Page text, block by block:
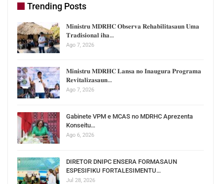
Trending Posts
𝐌𝐢𝐧𝐢𝐬𝐭𝐫𝐮 𝐌𝐃𝐑𝐇𝐂 𝐎𝐛𝐬𝐞𝐫𝐯𝐚 𝐑𝐞𝐡𝐚𝐛𝐢𝐥𝐢𝐭𝐚𝐬𝐚𝐮𝐧 𝐔𝐦𝐚
𝐓𝐫𝐚𝐝𝐢𝐬𝐢𝐨𝐧𝐚𝐥 𝐢𝐡𝐚…
Ago 7, 2026
𝐌𝐢𝐧𝐢𝐬𝐭𝐫𝐮 𝐌𝐃𝐑𝐇𝐂 𝐋𝐚𝐧𝐬𝐚 𝐧𝐨 𝐈𝐧𝐚𝐮𝐠𝐮𝐫𝐚 𝐏𝐫𝐨𝐠𝐫𝐚𝐦𝐚
𝐑𝐞𝐯𝐢𝐭𝐚𝐥𝐢𝐳𝐚𝐬𝐚𝐮𝐧…
Ago 7, 2026
Gabinete VPM e MCAS no MDRHC Aprezenta
Konseitu…
Ago 6, 2026
DIRETOR DNIPC ENSERA FORMASAUN
ESPESIFIKU FORTALESIMENTU…
Jul 28, 2026